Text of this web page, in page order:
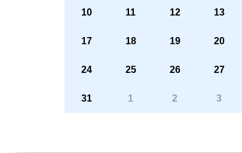
10 11 12 13
17 18 19 20
24 25 26 27
31 1 2 3